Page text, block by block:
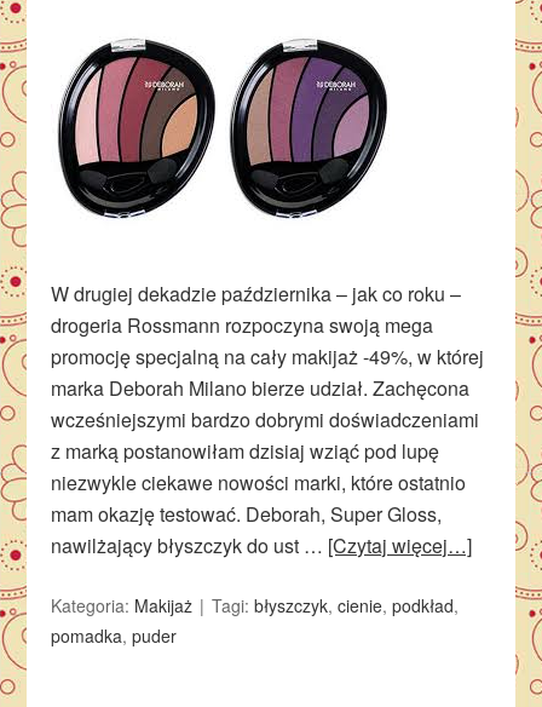
W drugiej dekadzie października – jak co roku –
drogeria Rossmann rozpoczyna swoją mega
promocję specjalną na cały makijaż -49%, w której
marka Deborah Milano bierze udział. Zachęcona
wcześniejszymi bardzo dobrymi doświadczeniami
z marką postanowiłam dzisiaj wziąć pod lupę
niezwykle ciekawe nowości marki, które ostatnio
mam okazję testować. Deborah, Super Gloss,
nawilżający błyszczyk do ust … [Czytaj więcej…]
Kategoria: Makijaż Tagi:błyszczyk,cienie,podkład,
pomadka,puder